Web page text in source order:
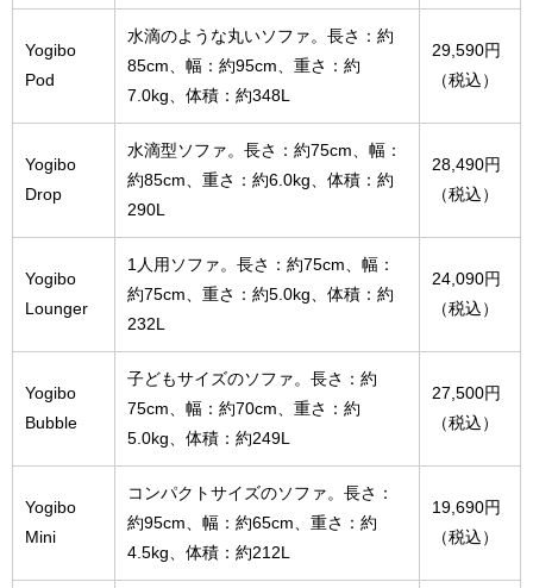
Yogibo
Pod
水滴のような丸いソファ。長さ：約
85cm、幅：約95cm、重さ：約
7.0kg、体積：約348L
29,590円
（税込）
Yogibo
Drop
水滴型ソファ。長さ：約75cm、幅：
約85cm、重さ：約6.0kg、体積：約
290L
28,490円
（税込）
Yogibo
Lounger
1人用ソファ。長さ：約75cm、幅：
約75cm、重さ：約5.0kg、体積：約
232L
24,090円
（税込）
Yogibo
Bubble
子どもサイズのソファ。長さ：約
75cm、幅：約70cm、重さ：約
5.0kg、体積：約249L
27,500円
（税込）
Yogibo
Mini
コンパクトサイズのソファ。長さ：
約95cm、幅：約65cm、重さ：約
4.5kg、体積：約212L
19,690円
（税込）